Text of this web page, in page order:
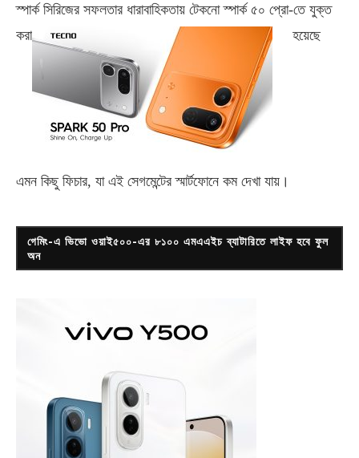
স্পার্ক সিরিজের সফলতার ধারাবাহিকতায় টেকনোস্পার্ক ৫০ প্রো-তে যুক্ত
করা
হয়েছে
এমন কিছু ফিচার, যা এই সেগমেন্টের স্মার্টফোনে কম দেখা যায়।
গেমিং-এ ভিভো ওয়াই৫০০-এর ৮১০০ এমএএইচ ব্যাটারিতে লাইফ হবে ফুল
অন